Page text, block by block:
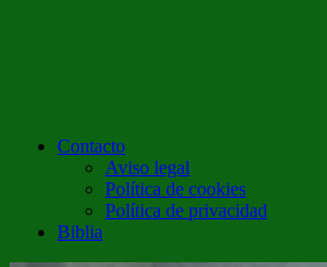
Contacto
Aviso legal
Política de cookies
Política de privacidad
Biblia